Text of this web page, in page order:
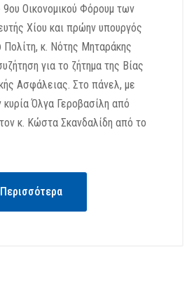
9ου Οικονομικoύ Φόρουμ των
Χίου και πρώην υπουργός
Πολίτη, κ. Νότης Μηταράκης
για το ζήτημα της Βίας
Ασφάλειας. Στο πάνελ, με
κυρία Όλγα Γεροβασίλη από
κ. Κώστα Σκανδαλίδη από το